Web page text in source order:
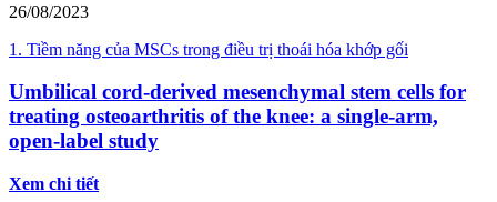
26/08/2023
1. Tiềm năng của MSCs trong điều trị thoái hóa khớp gối
Umbilical cord‐derived mesenchymal stem cells for
treating osteoarthritis of the knee: a single‐arm,
open‐label study
Xem chi tiết